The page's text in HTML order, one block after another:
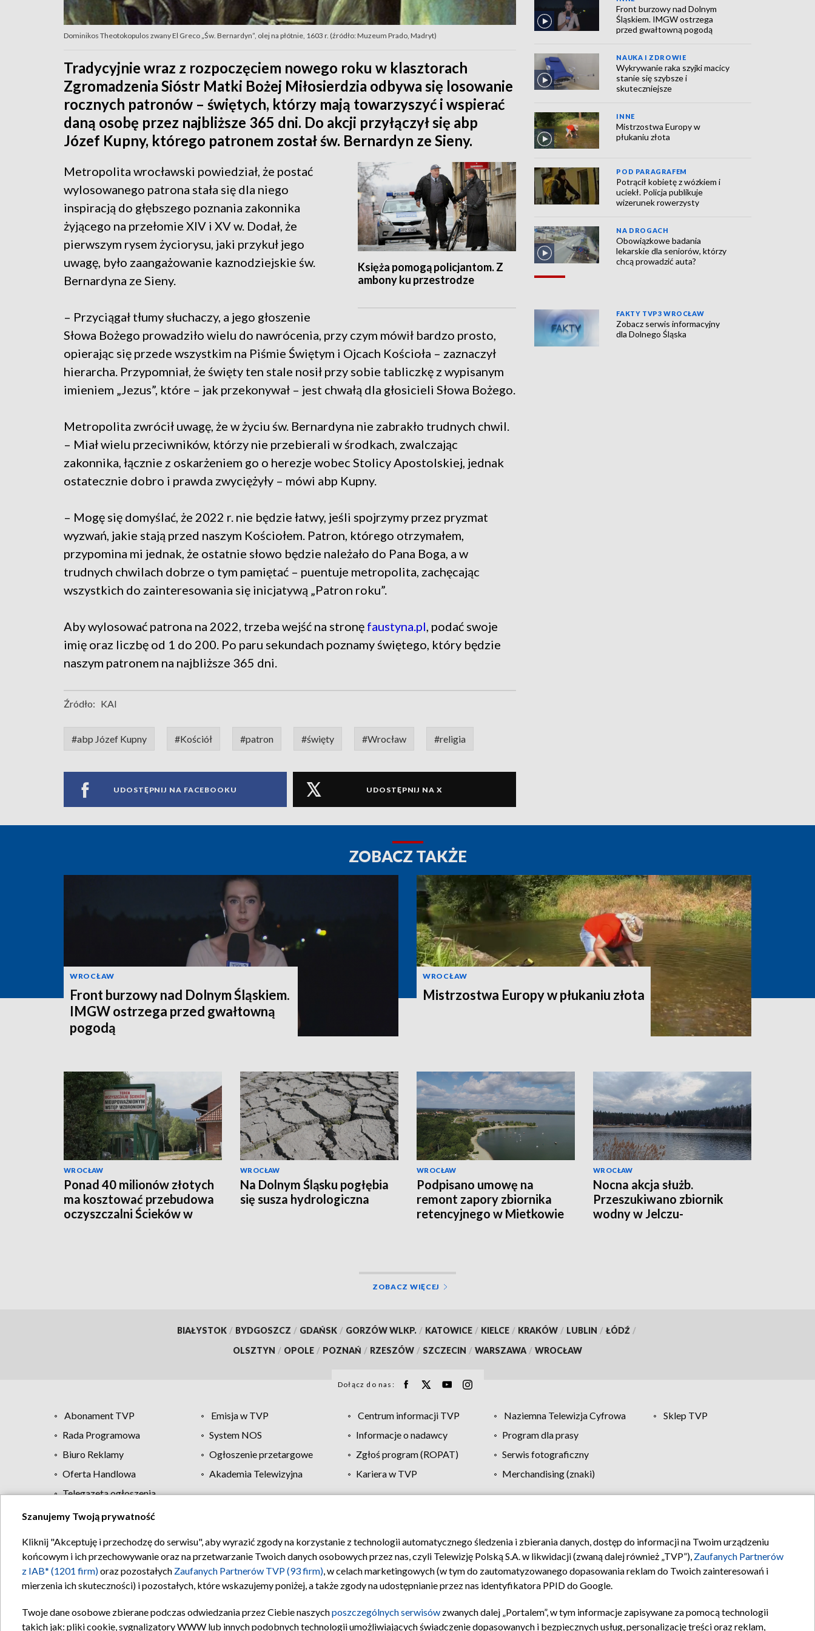
Dominikos Theotokopulos zwany El Greco „Św. Bernardyn”, olej na płótnie, 1603 r. (źródło: Muzeum Prado, Madryt)
Tradycyjnie wraz z rozpoczęciem nowego roku w klasztorach
Zgromadzenia Sióstr Matki Bożej Miłosierdzia odbywa się losowanie
rocznych patronów – świętych, którzy mają towarzyszyć i wspierać
daną osobę przez najbliższe 365 dni. Do akcji przyłączył się abp
Józef Kupny, którego patronem został św. Bernardyn ze Sieny.
Księża pomogą policjantom. Z
ambony ku przestrodze
Metropolita wrocławski powiedział, że postać
wylosowanego patrona stała się dla niego
inspiracją do głębszego poznania zakonnika
żyjącego na przełomie XIV i XV w. Dodał, że
pierwszym rysem życiorysu, jaki przykuł jego
uwagę, było zaangażowanie kaznodziejskie św.
Bernardyna ze Sieny.
– Przyciągał tłumy słuchaczy, a jego głoszenie
Słowa Bożego prowadziło wielu do nawrócenia, przy czym mówił bardzo prosto,
opierając się przede wszystkim na Piśmie Świętym i Ojcach Kościoła – zaznaczył
hierarcha. Przypomniał, że święty ten stale nosił przy sobie tabliczkę z wypisanym
imieniem „Jezus”, które – jak przekonywał – jest chwałą dla głosicieli Słowa Bożego.
Metropolita zwrócił uwagę, że w życiu św. Bernardyna nie zabrakło trudnych chwil.
– Miał wielu przeciwników, którzy nie przebierali w środkach, zwalczając
zakonnika, łącznie z oskarżeniem go o herezje wobec Stolicy Apostolskiej, jednak
ostatecznie dobro i prawda zwyciężyły – mówi abp Kupny.
– Mogę się domyślać, że 2022 r. nie będzie łatwy, jeśli spojrzymy przez pryzmat
wyzwań, jakie stają przed naszym Kościołem. Patron, którego otrzymałem,
przypomina mi jednak, że ostatnie słowo będzie należało do Pana Boga, a w
trudnych chwilach dobrze o tym pamiętać – puentuje metropolita, zachęcając
wszystkich do zainteresowania się inicjatywą „Patron roku”.
Aby wylosować patrona na 2022, trzeba wejść na stronę faustyna.pl, podać swoje
imię oraz liczbę od 1 do 200. Po paru sekundach poznamy świętego, który będzie
naszym patronem na najbliższe 365 dni.
Źródło: KAI
#abp Józef Kupny #Kościół #patron #święty #Wrocław #religia
UDOSTĘPNIJ NA FACEBOOKU UDOSTĘPNIJ NA X
Front burzowy nad Dolnym
Śląskiem. IMGW ostrzega
przed gwałtowną pogodą
NAUKA I ZDROWIE
Wykrywanie raka szyjki macicy
stanie się szybsze i
skuteczniejsze
INNE
Mistrzostwa Europy w
płukaniu złota
POD PARAGRAFEM
Potrącił kobietę z wózkiem i
uciekł. Policja publikuje
wizerunek rowerzysty
NA DROGACH
Obowiązkowe badania
lekarskie dla seniorów, którzy
chcą prowadzić auta?
FAKTY TVP3 WROCŁAW
Zobacz serwis informacyjny
dla Dolnego Śląska
ZOBACZ TAKŻE
WROCŁAW
Front burzowy nad Dolnym Śląskiem.
IMGW ostrzega przed gwałtowną
pogodą
WROCŁAW
Mistrzostwa Europy w płukaniu złota
WROCŁAW
Ponad 40 milionów złotych
ma kosztować przebudowa
oczyszczalni Ścieków w
WROCŁAW
Na Dolnym Śląsku pogłębia
się susza hydrologiczna
WROCŁAW
Podpisano umowę na
remont zapory zbiornika
retencyjnego w Mietkowie
WROCŁAW
Nocna akcja służb.
Przeszukiwano zbiornik
wodny w Jelczu-
ZOBACZ WIĘCEJ
BIAŁYSTOK / BYDGOSZCZ / GDAŃSK / GORZÓW WLKP. / KATOWICE / KIELCE / KRAKÓW / LUBLIN / ŁÓDŹ /
OLSZTYN / OPOLE / POZNAŃ / RZESZÓW / SZCZECIN / WARSZAWA / WROCŁAW
Dołącz do nas:
Abonament TVP Emisja w TVP Centrum informacji TVP Naziemna Telewizja Cyfrowa
Sklep TVP
Rada Programowa
System NOS Informacje o nadawcy
Program dla prasy
Biuro Reklamy
Ogłoszenie przetargowe Zgłoś program (ROPAT)
Serwis fotograficzny
Oferta Handlowa
Akademia Telewizyjna Kariera w TVP
Merchandising (znaki)
Telegazeta ogłoszenia
Regulamin TVP Polityka prywatności Moje zgody Pomoc Biuro reklamy Kontakt
Szanujemy Twoją prywatność
Kliknij "Akceptuję i przechodzę do serwisu", aby wyrazić zgody na korzystanie z technologii automatycznego śledzenia i zbierania danych, dostęp do informacji na Twoim urządzeniu
końcowym i ich przechowywanie oraz na przetwarzanie Twoich danych osobowych przez nas, czyli Telewizję Polską S.A. w likwidacji (zwaną dalej również „TVP”), Zaufanych Partnerów
z IAB* (1201 firm)oraz pozostałych Zaufanych Partnerów TVP (93 firm), w celach marketingowych (w tym do zautomatyzowanego dopasowania reklam do Twoich zainteresowań i
mierzenia ich skuteczności) i pozostałych, które wskazujemy poniżej, a także zgody na udostępnianie przez nas identyfikatora PPID do Google.
Twoje dane osobowe zbierane podczas odwiedzania przez Ciebie naszychposzczególnych serwisów zwanych dalej „Portalem”, w tym informacje zapisywane za pomocą technologii
takich jak: pliki cookie, sygnalizatory WWW lub innych podobnych technologii umożliwiających świadczenie dopasowanych i bezpiecznych usług, personalizację treści oraz reklam,